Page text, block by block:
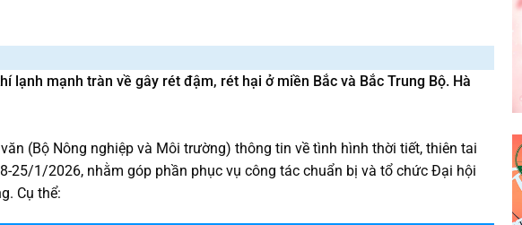
lạnh mạnh tràn về gây rét đậm, rét hại ở miền Bắc và Bắc Trung Bộ. Hà
(Bộ Nông nghiệp và Môi trường) thông tin về tình hình thời tiết, thiên tai
25/1/2026, nhằm góp phần phục vụ công tác chuẩn bị và tổ chức Đại hội
Cụ thể: